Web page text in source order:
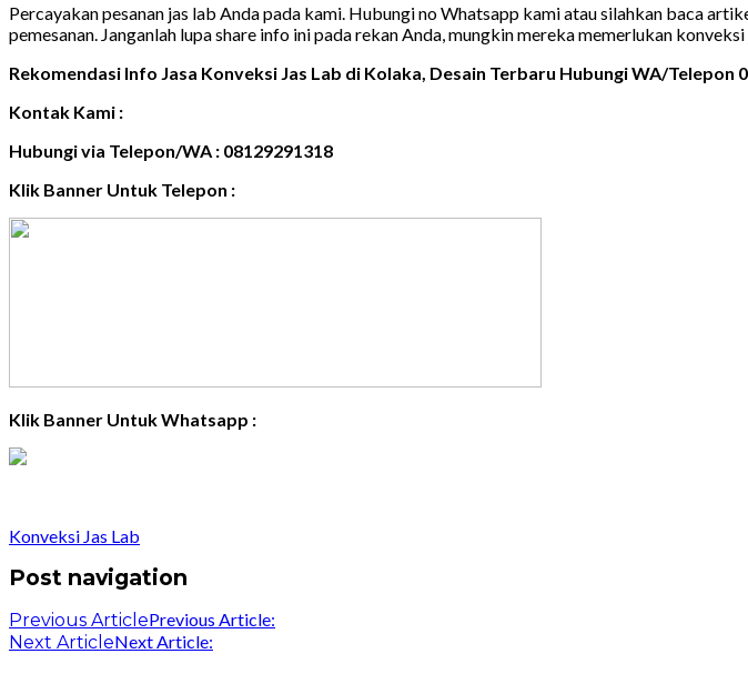
Percayakan pesanan jas lab Anda pada kami. Hubungi no Whatsapp kami atau silahkan baca
pemesanan. Janganlah lupa share info ini pada rekan Anda, mungkin mereka memerlukan
Rekomendasi Info Jasa Konveksi Jas Lab di Kolaka, Desain Terbaru Hubungi WA/Telepon
Kontak Kami :
Hubungi via Telepon/WA : 08129291318
Klik Banner Untuk Telepon :
Klik Banner Untuk Whatsapp :
Konveksi Jas Lab
Post navigation
Previous ArticlePrevious Article:
Next ArticleNext Article: